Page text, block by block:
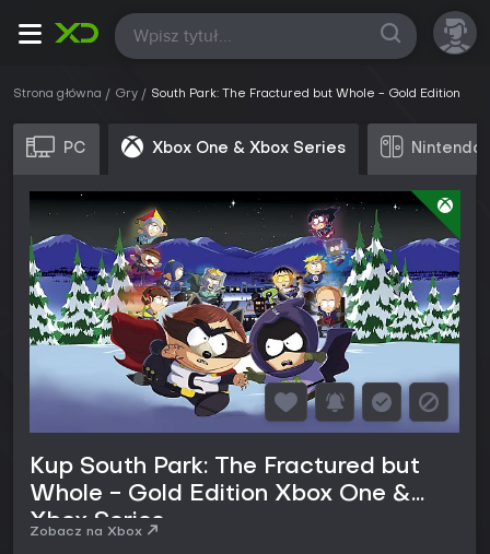
Wszystkie
Strona główna Gry South Park: The Fractured but Whole - Gold Edition
PC Xbox One & Xbox Series Nintendo
Kup South Park: The Fractured but
Whole - Gold Edition Xbox One &
Xbox Series
Zobacz na Xbox